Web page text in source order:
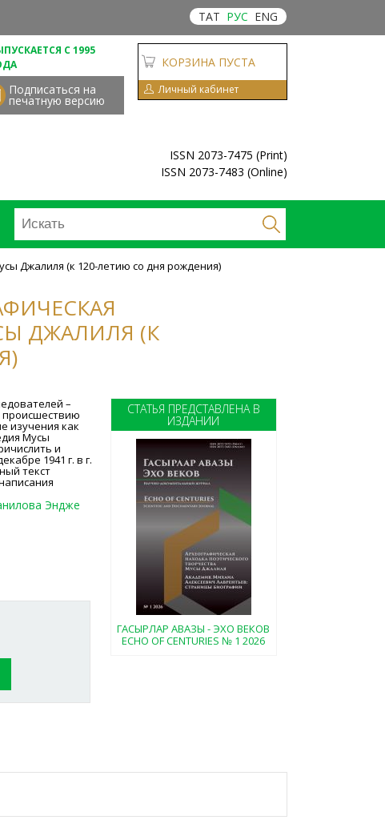
ТАТ РУС ENG
С 1995
Подписаться на
печатную версию
КОРЗИНА ПУСТА
Личный кабинет
ISSN 2073-7475 (Print)
ISSN 2073-7483 (Online)
Джалиля (к 120-летию со дня рождения)
ДЖАЛИЛЯ (К
–
происшествию
изучения как
Мусы
и
1941 г. в г.
текст
Эндже
СТАТЬЯ ПРЕДСТАВЛЕНА В
ИЗДАНИИ
ГАСЫРЛАР АВАЗЫ - ЭХО ВЕКОВ
ECHO OF CENTURIES № 1 2026